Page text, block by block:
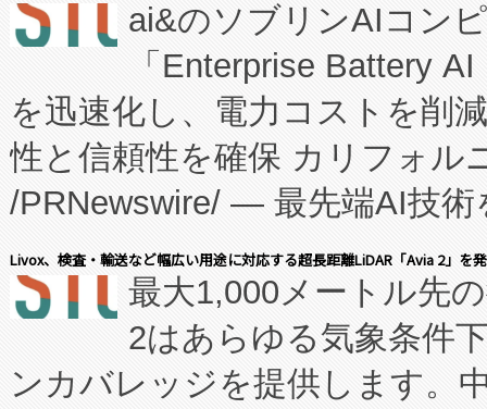
manufacturing™ (FCCM™) プ
たNeXは、バイオ医薬品製造
従来のフェッドバッチ施設の
に、患者やサプライチェーン
キー方式で拡張性が高く、持
す。FCCM‑を活用した現地生
患者にとっての費用負担を大
のアクセスを大幅に拡大する
Fully-Connected Continuous
ai&のソブリンAIコン
「Enterprise Battery
を迅速化し、電力コストを削
性と信頼性を確保 カリフォル
/PRNewswire/ — 最先端AI技術
会社エーアイ・アンド：本社
President原信平）と、エンタ
ードするVoltaiqは、日本にあ
ーエネルギー貯蔵システム（
Livox、検査・輸送など幅広い用途に対応する超長距離LiDAR「Avia 2」を
最大1,000メートル先
2はあらゆる気象条件
ンカバレッジを提供します。